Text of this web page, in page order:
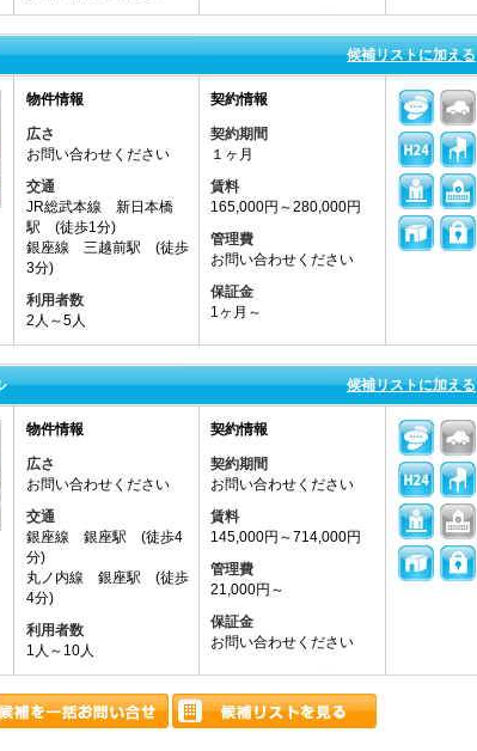
候補リストに加える
物件情報
広さ
お問い合わせください
交通
JR総武本線 新日本橋
駅 (徒歩1分)
銀座線 三越前駅 (徒歩
3分)
利用者数
2人～5人
契約情報
契約期間
１ヶ月
賃料
165,000円～280,000円
管理費
お問い合わせください
保証金
1ヶ月～
候補リストに加える
物件情報
広さ
お問い合わせください
交通
銀座線 銀座駅 (徒歩4
分)
丸ノ内線 銀座駅 (徒歩
4分)
利用者数
1人～10人
契約情報
契約期間
お問い合わせください
賃料
145,000円～714,000円
管理費
21,000円～
保証金
お問い合わせください